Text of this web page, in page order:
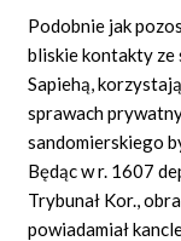
Podobnie jak
bliskie kontakty ze
Sapiehą,
sprawach
sandomierskiego
Będąc w r. 1607
Trybunał Kor.,
powiadamiał